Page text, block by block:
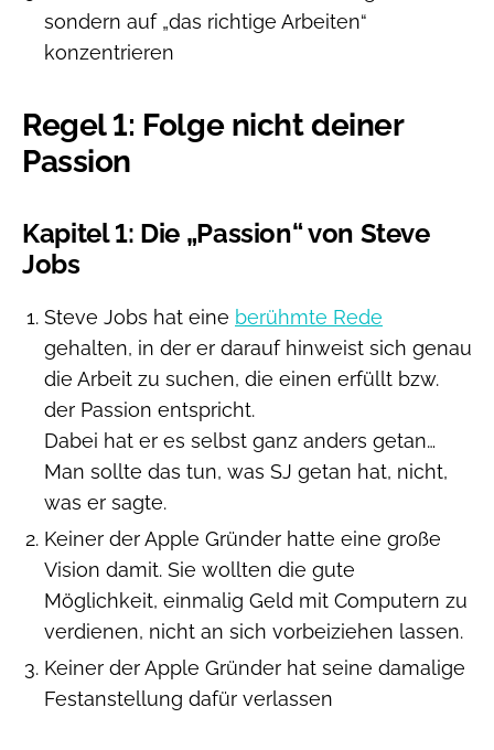
sondern auf „das richtige Arbeiten“
konzentrieren
Regel 1: Folge nicht deiner
Passion
Kapitel 1: Die „Passion“ von Steve
Jobs
Steve Jobs hat eine berühmte Rede
gehalten, in der er darauf hinweist sich genau
die Arbeit zu suchen, die einen erfüllt bzw.
der Passion entspricht.
Dabei hat er es selbst ganz anders getan…
Man sollte das tun, was SJ getan hat, nicht,
was er sagte.
Keiner der Apple Gründer hatte eine große
Vision damit. Sie wollten die gute
Möglichkeit, einmalig Geld mit Computern zu
verdienen, nicht an sich vorbeiziehen lassen.
Keiner der Apple Gründer hat seine damalige
Festanstellung dafür verlassen